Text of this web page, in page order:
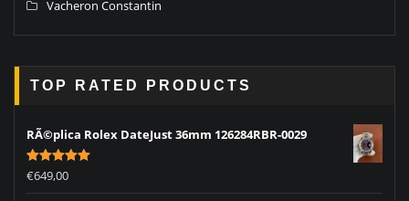
Vacheron Constantin
TOP RATED PRODUCTS
RÃ©plica Rolex DateJust 36mm 126284RBR-0029
Rated5.00
out of 5
€649,00